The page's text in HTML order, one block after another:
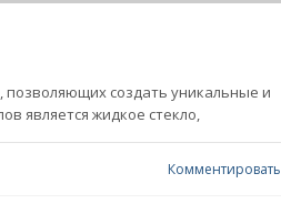
создать уникальные и
является жидкое стекло,
Комментировать